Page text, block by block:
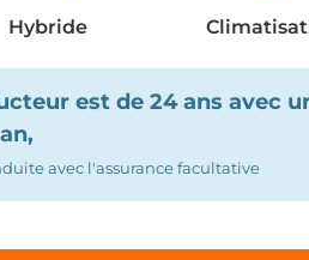
Hybride
est de 24 ans avec
avec l'assurance facultative